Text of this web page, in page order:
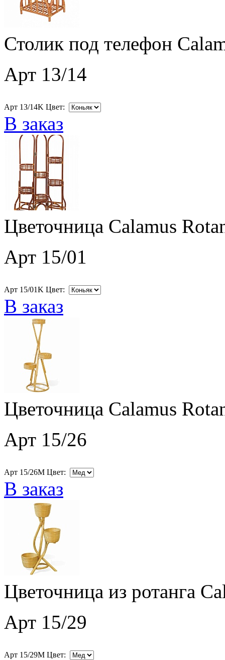
Столик под телефон
Арт 13/14
Арт 13/14K Цвет:
В заказ
Цветочница Calamus
Арт 15/01
Арт 15/01K Цвет:
В заказ
Цветочница Calamus
Арт 15/26
Арт 15/26M Цвет:
В заказ
Цветочница из ротанга
Арт 15/29
Арт 15/29M Цвет: